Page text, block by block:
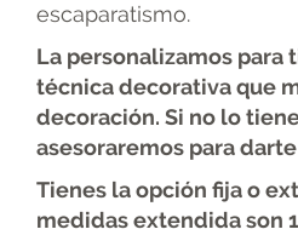
escaparatismo.
La personalizamos para
técnica decorativa que
decoración. Si no lo
asesoraremos para
Tienes la opción fija o
medidas extendida son